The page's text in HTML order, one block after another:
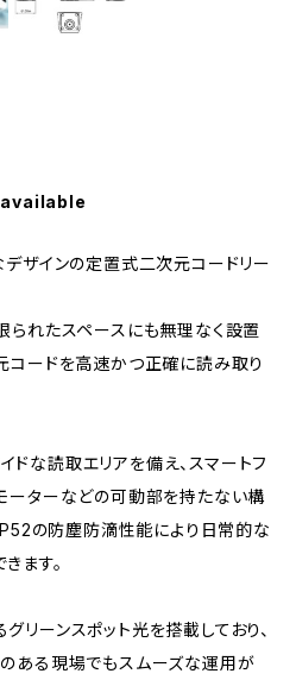
デザインの定置式二次元コードリー
られたスペースにも無理なく設置
コードを高速かつ正確に読み取り
ドな読取エリアを備え、スマートフ
ーターなどの可動部を持たない構
の防塵防滴性能により日常的な
ます。
リーンスポット光を搭載しており、
ある現場でもスムーズな運用が